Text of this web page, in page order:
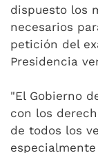
dispuesto los
necesarios
petición del
Presidencia
"El Gobierno
con los
de todos los